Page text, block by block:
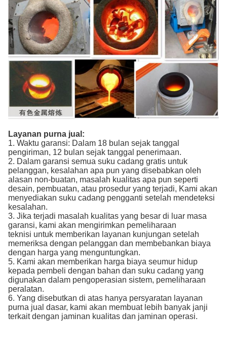
Layanan purna jual:
1. Waktu garansi: Dalam 18 bulan sejak tanggal
pengiriman, 12 bulan sejak tanggal penerimaan.
2. Dalam garansi semua suku cadang gratis untuk
pelanggan, kesalahan apa pun yang disebabkan oleh
alasan non-buatan, masalah kualitas apa pun seperti
desain, pembuatan, atau prosedur yang terjadi, Kami akan
menyediakan suku cadang pengganti setelah mendeteksi
kesalahan.
3. Jika terjadi masalah kualitas yang besar di luar masa
garansi, kami akan mengirimkan pemeliharaan
teknisi untuk memberikan layanan kunjungan setelah
memeriksa dengan pelanggan dan membebankan biaya
dengan harga yang menguntungkan.
5. Kami akan memberikan harga biaya seumur hidup
kepada pembeli dengan bahan dan suku cadang yang
digunakan dalam pengoperasian sistem, pemeliharaan
peralatan.
6. Yang disebutkan di atas hanya persyaratan layanan
purna jual dasar, kami akan membuat lebih banyak janji
terkait dengan jaminan kualitas dan jaminan operasi.